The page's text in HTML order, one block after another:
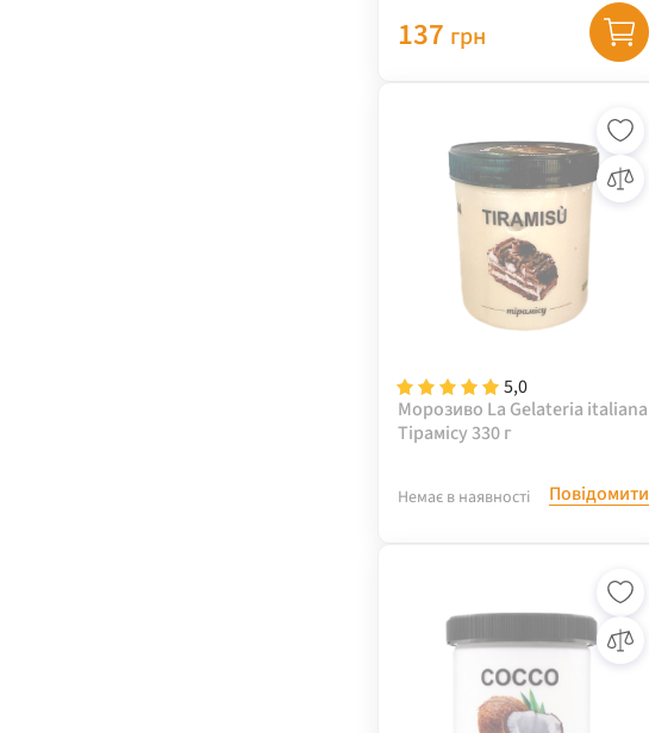
137 грн
5,0
Морозиво La Gelateria italiana
Тірамісу 330 г
Немає в наявності Повідомити